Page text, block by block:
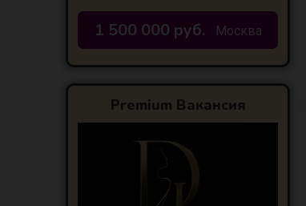
1 500 000 руб. Москва
Premium Вакансия